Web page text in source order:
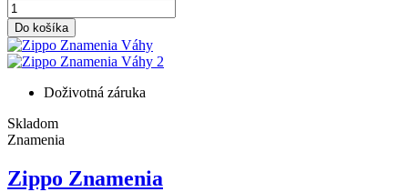
Do košíka
Doživotná záruka
Skladom
Znamenia
Zippo Znamenia